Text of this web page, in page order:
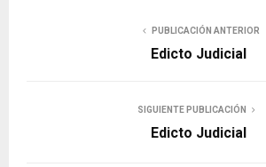
PUBLICACIÓN ANTERIOR
Edicto Judicial
SIGUIENTE PUBLICACIÓN
Edicto Judicial